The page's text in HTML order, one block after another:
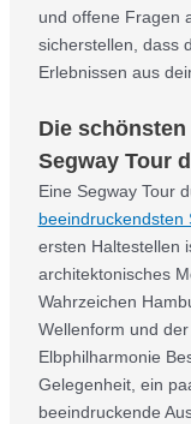
und offene Fragen
sicherstellen, dass
Erlebnissen aus
Die
Segway Tour
Eine Segway Tour
beeindruckendsten
ersten Haltestellen
architektonisches
Wahrzeichen
Wellenform und
Elbphilharmonie
Gelegenheit, ein
beeindruckende